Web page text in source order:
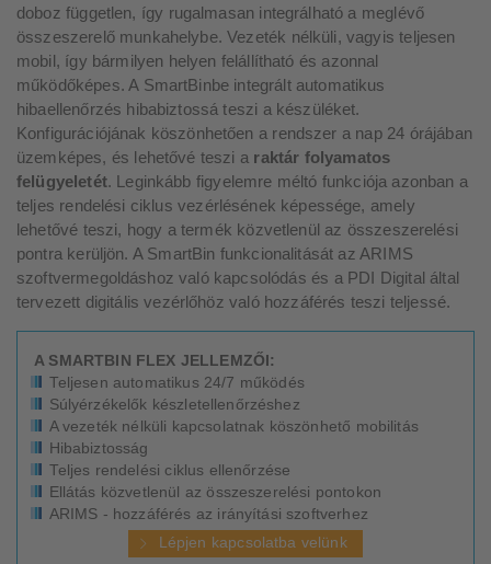
doboz független, így rugalmasan integrálható a meglévő
összeszerelő munkahelybe. Vezeték nélküli, vagyis teljesen
mobil, így bármilyen helyen felállítható és azonnal
működőképes. A SmartBinbe integrált automatikus
hibaellenőrzés hibabiztossá teszi a készüléket.
Konfigurációjának köszönhetően a rendszer a nap 24 órájában
üzemképes, és lehetővé teszi a raktár folyamatos
felügyeletét. Leginkább figyelemre méltó funkciója azonban a
teljes rendelési ciklus vezérlésének képessége, amely
lehetővé teszi, hogy a termék közvetlenül az összeszerelési
pontra kerüljön. A SmartBin funkcionalitását az ARIMS
szoftvermegoldáshoz való kapcsolódás és a PDI Digital által
tervezett digitális vezérlőhöz való hozzáférés teszi teljessé.
A SMARTBIN FLEX JELLEMZŐI:
Teljesen automatikus 24/7 működés
Súlyérzékelők készletellenőrzéshez
A vezeték nélküli kapcsolatnak köszönhető mobilitás
Hibabiztosság
Teljes rendelési ciklus ellenőrzése
Ellátás közvetlenül az összeszerelési pontokon
ARIMS - hozzáférés az irányítási szoftverhez
Lépjen kapcsolatba velünk